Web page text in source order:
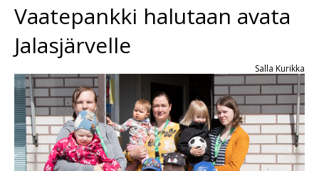
Vaatepankki halutaan avata
Jalasjärvelle
Salla Kurikka